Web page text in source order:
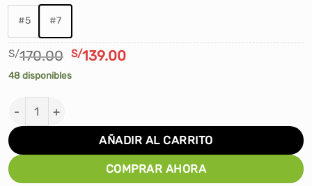
#5 #7
S/170.00 El
precio
original
S/139.00El
48 disponibles
PELOTA PARA BASKET WILSON NBA DRV PRO cantidad
AÑADIR AL CARRITO
COMPRAR AHORA